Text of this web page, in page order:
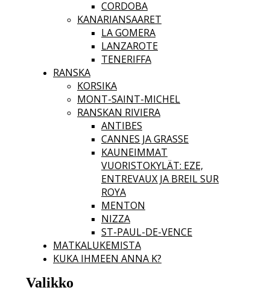
CORDOBA
KANARIANSAARET
LA GOMERA
LANZAROTE
TENERIFFA
RANSKA
KORSIKA
MONT-SAINT-MICHEL
RANSKAN RIVIERA
ANTIBES
CANNES JA GRASSE
KAUNEIMMAT
VUORISTOKYLÄT: EZE,
ENTREVAUX JA BREIL SUR
ROYA
MENTON
NIZZA
ST-PAUL-DE-VENCE
MATKALUKEMISTA
KUKA IHMEEN ANNA K?
Valikko